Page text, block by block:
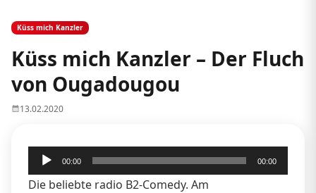
Küss mich Kanzler
Küss mich Kanzler – Der Fluch
von Ougadougou
13.02.2020
Audio-
Player
00:00 00:00
Die beliebte radio B2-Comedy. Am